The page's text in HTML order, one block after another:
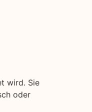
wird. Sie
oder